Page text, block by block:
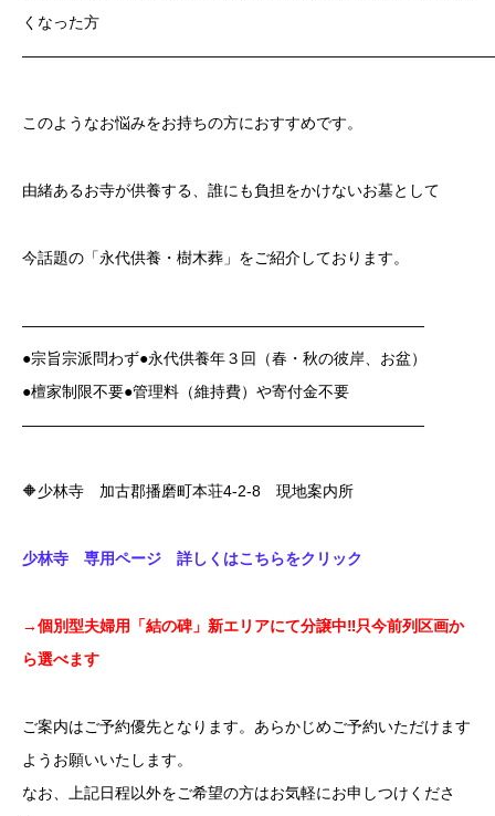
くなった方
このようなお悩みをお持ちの方におすすめです。
由緒あるお寺が供養する、誰にも負担をかけないお墓として
今話題の「永代供養・樹木葬」をご紹介しております。
——————————————————————————
●宗旨宗派問わず●永代供養年３回（春・秋の彼岸、お盆）
●檀家制限不要●管理料（維持費）や寄付金不要
——————————————————————————
🔶少林寺 加古郡播磨町本荘4‐2‐8 現地案内所
少林寺 専用ページ 詳しくはこちらをクリック
→個別型夫婦用「結の碑」新エリアにて分譲中‼只今前列区画か
ら選べます
ご案内はご予約優先となります。あらかじめご予約いただけます
ようお願いいたします。
なお、上記日程以外をご希望の方はお気軽にお申しつけくださ